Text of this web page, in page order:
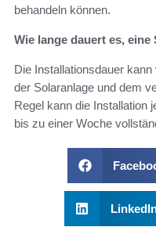
behandeln können.
Wie lange dauert es,
Die Installationsdauer
der Solaranlage und dem
Regel kann die Installation
bis zu einer Woche